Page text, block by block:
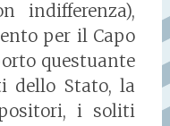
indifferenza),
per il Capo
questuante
dello Stato, la
i soliti